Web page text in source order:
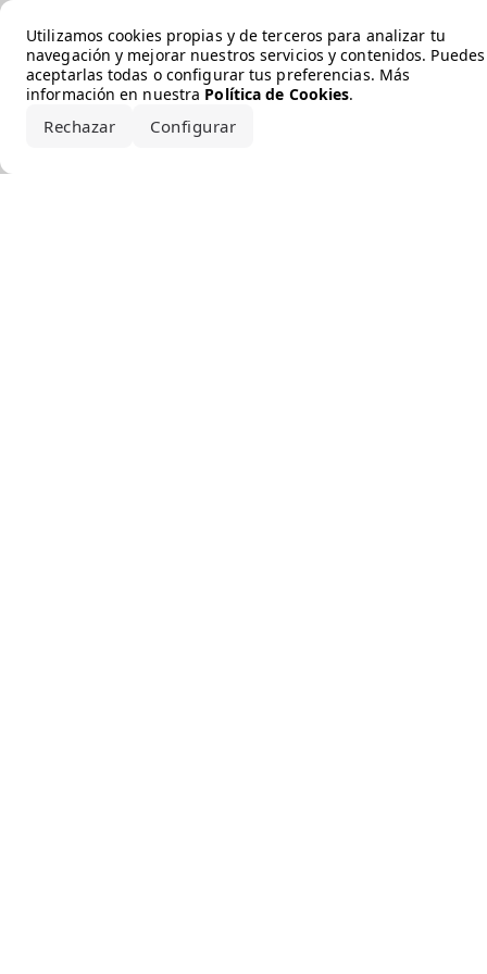
Utilizamos cookies propias y de terceros para analizar tu
navegación y mejorar nuestros servicios y contenidos. Puedes
aceptarlas todas o configurar tus preferencias. Más
información en nuestra Política de Cookies.
Rechazar Configurar
Error loading the brand